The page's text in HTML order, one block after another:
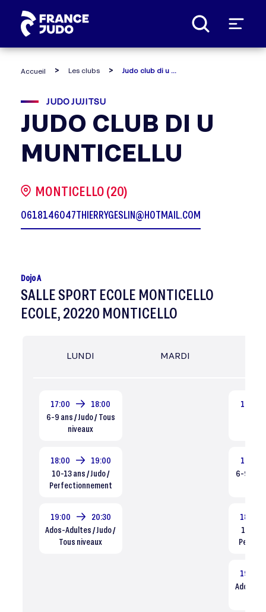
Accueil Les clubs
JUDO JUJITSU
JUDO CLUB DI U
MUNTICELLU
MONTICELLO (20)
0618146047THIERRYGESLIN@HOTMAIL.COM
Dojo A
SALLE SPORT ECOLE MONTICELLO
ECOLE, 20220 MONTICELLO
LUNDI
17:00
18:00
6-9 ans / Judo / Tous
niveaux
18:00
19:00
10-13 ans / Judo /
Perfectionnement
19:00
20:30
Ados-Adultes / Judo /
Tous niveaux
MARDI
16:15
17:00
6-9 ans
18:00
10-13
19:00
Ados-